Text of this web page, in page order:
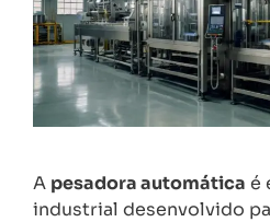
A pesadora automática é
industrial desenvolvido